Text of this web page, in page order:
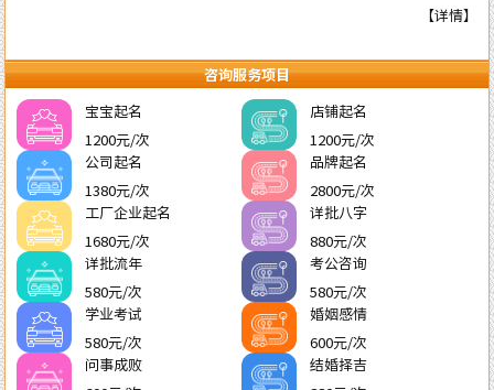
【详情】
咨询服务项目
宝宝起名
1200元/次
店铺起名
1200元/次
公司起名
1380元/次
品牌起名
2800元/次
工厂企业起名
1680元/次
详批八字
880元/次
详批流年
580元/次
考公咨询
580元/次
学业考试
580元/次
婚姻感情
600元/次
问事成败
结婚择吉